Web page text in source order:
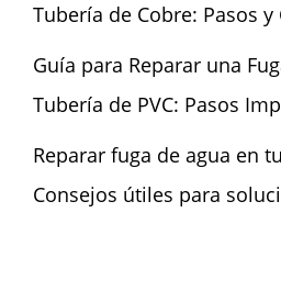
Tubería de Cobre: Pasos
Guía para Reparar una
Tubería de PVC: Pasos
Reparar fuga de agua en
Consejos útiles para